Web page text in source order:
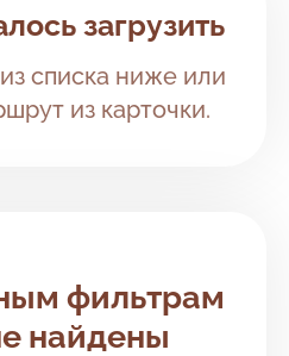
фильтрам
найдены
загрузить
списка ниже или
из карточки.